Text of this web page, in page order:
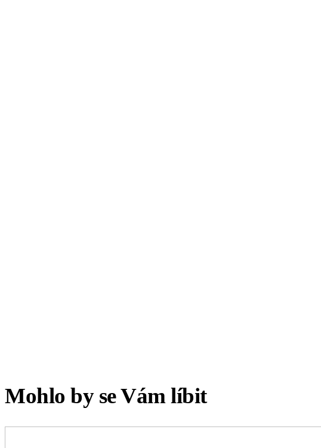
Mohlo by se Vám líbit